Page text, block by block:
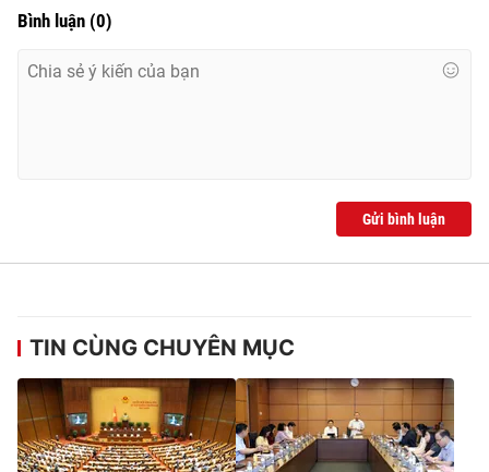
Bình luận (0)
Gửi bình luận
TIN CÙNG CHUYÊN MỤC